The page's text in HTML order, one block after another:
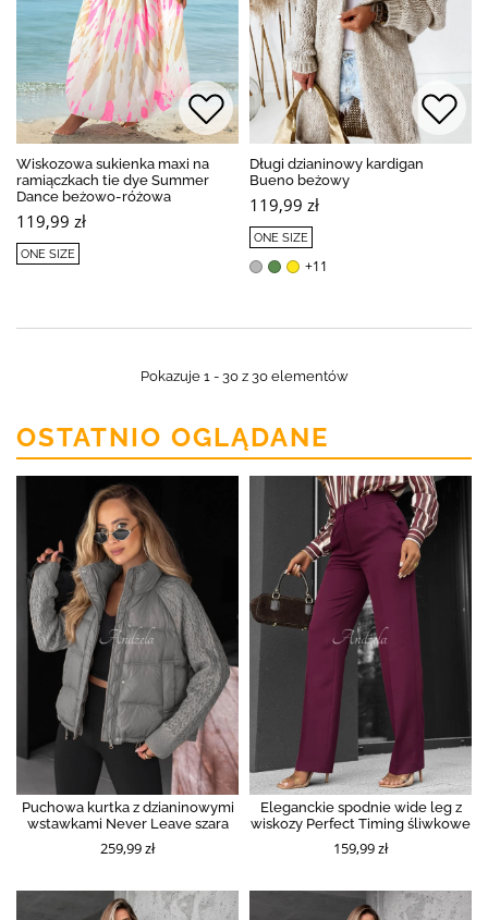
Wiskozowa sukienka maxi na
ramiączkach tie dye Summer
Dance beżowo-różowa
119,99 zł
ONE SIZE
Długi dzianinowy kardigan
Bueno beżowy
119,99 zł
ONE SIZE
+11
Pokazuje 1 - 30 z 30 elementów
OSTATNIO OGLĄDANE
Puchowa kurtka z dzianinowymi
wstawkami Never Leave szara
259,99 zł
Eleganckie spodnie wide leg z
wiskozy Perfect Timing śliwkowe
159,99 zł